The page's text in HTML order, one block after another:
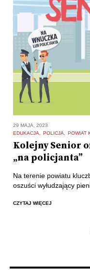
29 MAJA, 2023
EDUKACJA
POLICJA POWIAT
Kolejny Senior
„na policjanta”
Na terenie powiatu
oszuści wyłudzający
CZYTAJ WIĘCEJ